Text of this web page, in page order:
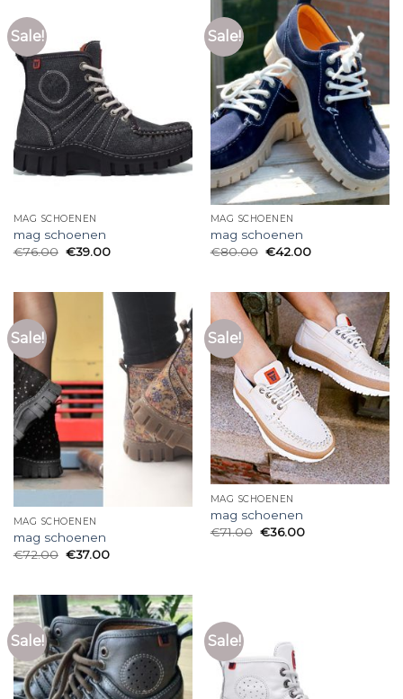
Sale!
MAG SCHOENEN
mag schoenen
€76.00 €39.00
Sale!
MAG SCHOENEN
mag schoenen
€80.00 €42.00
Sale!
MAG SCHOENEN
mag schoenen
€72.00 €37.00
Sale!
MAG SCHOENEN
mag schoenen
€71.00 €36.00
Sale! Sale!